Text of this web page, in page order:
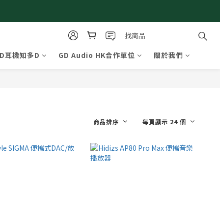
耳機知多D GD Audio HK合作單位 關於我們
商品排序 每頁顯示 24 個